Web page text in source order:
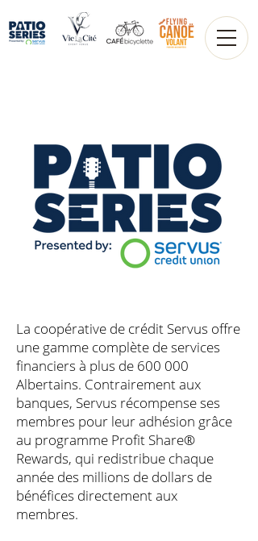
La coopérative de crédit Servus offre
une gamme complète de services
financiers à plus de 600 000
Albertains. Contrairement aux
banques, Servus récompense ses
membres pour leur adhésion grâce
au programme Profit Share®
Rewards, qui redistribue chaque
année des millions de dollars de
bénéfices directement aux
membres.